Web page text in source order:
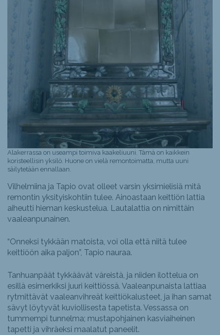
Alakerrassa on useampi toimiva kaakeliuuni. Tämä on kaikkein
koristeellisin yksilö. Huone on vielä remontoimatta, mutta uuni
säilytetään ennallaan.
Vilhelmiina ja Tapio ovat olleet varsin yksimielisiä mitä
remontin yksityiskohtiin tulee. Ainoastaan keittiön lattia
aiheutti hieman keskustelua. Lautalattia on nimittäin
vaaleanpunainen.
“Onneksi tykkään matoista, voi olla että niitä tulee
keittiöön aika paljon”, Tapio nauraa.
Tanhuanpäät tykkäävät väreistä, ja niiden ilottelua on
esillä esimerkiksi juuri keittiössä. Vaaleanpunaista lattiaa
rytmittävät vaaleanvihreät keittiökalusteet, ja ihan samat
sävyt löytyvät kuviollisesta tapetista. Vessassa on
tummempi tunnelma; mustapohjainen kasviaiheinen
tapetti ja vihräeksi maalatut paneelit.